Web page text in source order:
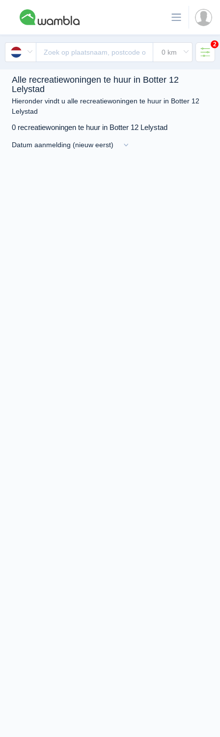
2
Alle recreatiewoningen te huur in Botter 12
Lelystad
Hieronder vindt u alle recreatiewoningen te huur in Botter 12
Lelystad
0 recreatiewoningen te huur in Botter 12 Lelystad